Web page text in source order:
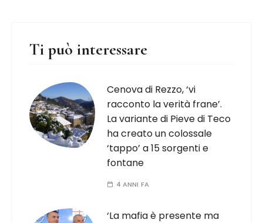
Ti può interessare
Cenova di Rezzo, ‘vi
racconto la verità frane’.
La variante di Pieve di Teco
ha creato un colossale
‘tappo’ a 15 sorgenti e
fontane
4 ANNI FA
‘La mafia è presente ma